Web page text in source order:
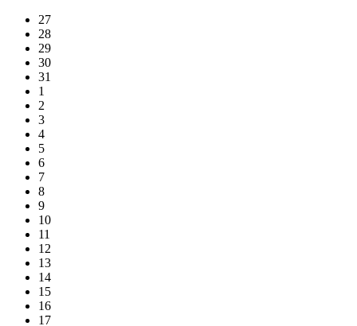
27
28
29
30
31
1
2
3
4
5
6
7
8
9
10
11
12
13
14
15
16
17